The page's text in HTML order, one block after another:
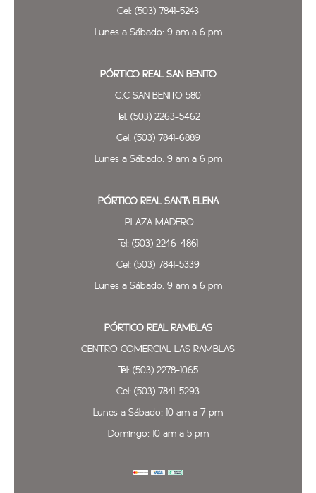
Cel: (503) 7841-5243
Lunes a Sábado: 9 am a 6 pm
PÓRTICO REAL SAN BENITO
C.C SAN BENITO 580
Tel: (503) 2263-5462
Cel: (503) 7841-6889
Lunes a Sábado: 9 am a 6 pm
PÓRTICO REAL SANTA ELENA
PLAZA MADERO
Tel: (503) 2246-4861
Cel: (503) 7841-5339
Lunes a Sábado: 9 am a 6 pm
PÓRTICO REAL RAMBLAS
CENTRO COMERCIAL LAS RAMBLAS
Tel: (503) 2278-1065
Cel: (503) 7841-5293
Lunes a Sábado: 10 am a 7 pm
Domingo: 10 am a 5 pm